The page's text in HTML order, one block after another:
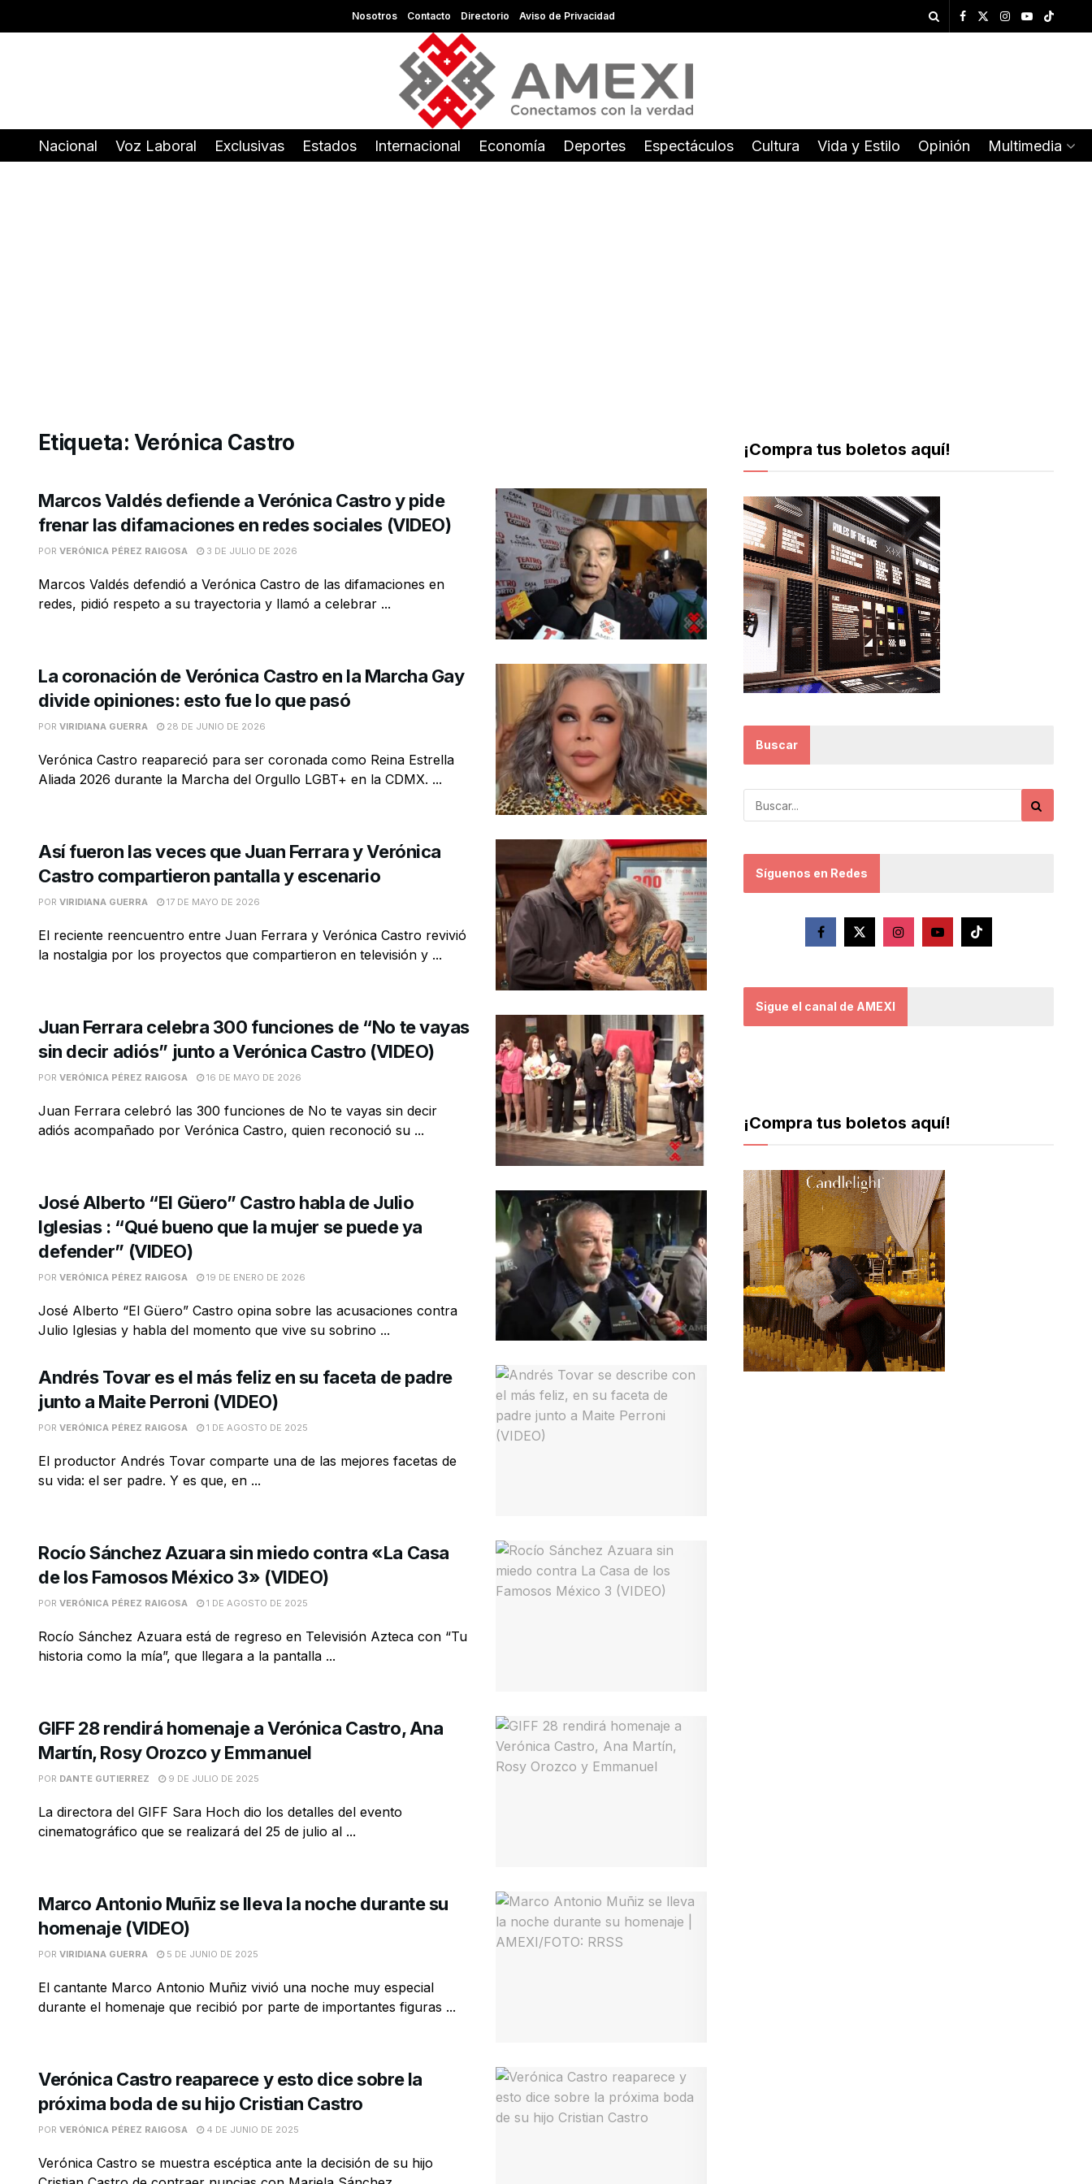
Nosotros Contacto Directorio Aviso de Privacidad
Nacional Voz Laboral Exclusivas Estados Internacional Economía Deportes Espectáculos Cultura Vida y Estilo Opinión Multimedia
Etiqueta: Verónica Castro
Marcos Valdés defiende a Verónica Castro y pide
frenar las difamaciones en redes sociales (VIDEO)
POR VERÓNICA PÉREZ RAIGOSA 3 DE JULIO DE 2026
Marcos Valdés defendió a Verónica Castro de las difamaciones en
redes, pidió respeto a su trayectoria y llamó a celebrar ...
La coronación de Verónica Castro en la Marcha Gay
divide opiniones: esto fue lo que pasó
POR VIRIDIANA GUERRA 28 DE JUNIO DE 2026
Verónica Castro reapareció para ser coronada como Reina Estrella
Aliada 2026 durante la Marcha del Orgullo LGBT+ en la CDMX. ...
Así fueron las veces que Juan Ferrara y Verónica
Castro compartieron pantalla y escenario
POR VIRIDIANA GUERRA 17 DE MAYO DE 2026
El reciente reencuentro entre Juan Ferrara y Verónica Castro revivió
la nostalgia por los proyectos que compartieron en televisión y ...
Juan Ferrara celebra 300 funciones de “No te vayas
sin decir adiós” junto a Verónica Castro (VIDEO)
POR VERÓNICA PÉREZ RAIGOSA 16 DE MAYO DE 2026
Juan Ferrara celebró las 300 funciones de No te vayas sin decir
adiós acompañado por Verónica Castro, quien reconoció su ...
José Alberto “El Güero” Castro habla de Julio
Iglesias : “Qué bueno que la mujer se puede ya
defender” (VIDEO)
POR VERÓNICA PÉREZ RAIGOSA 19 DE ENERO DE 2026
José Alberto “El Güero” Castro opina sobre las acusaciones contra
Julio Iglesias y habla del momento que vive su sobrino ...
Andrés Tovar es el más feliz en su faceta de padre
junto a Maite Perroni (VIDEO)
POR VERÓNICA PÉREZ RAIGOSA 1 DE AGOSTO DE 2025
El productor Andrés Tovar comparte una de las mejores facetas de
su vida: el ser padre. Y es que, en ...
Rocío Sánchez Azuara sin miedo contra «La Casa
de los Famosos México 3» (VIDEO)
POR VERÓNICA PÉREZ RAIGOSA 1 DE AGOSTO DE 2025
Rocío Sánchez Azuara está de regreso en Televisión Azteca con “Tu
historia como la mía”, que llegara a la pantalla ...
GIFF 28 rendirá homenaje a Verónica Castro, Ana
Martín, Rosy Orozco y Emmanuel
POR DANTE GUTIERREZ 9 DE JULIO DE 2025
La directora del GIFF Sara Hoch dio los detalles del evento
cinematográfico que se realizará del 25 de julio al ...
Marco Antonio Muñiz se lleva la noche durante su
homenaje (VIDEO)
POR VIRIDIANA GUERRA 5 DE JUNIO DE 2025
El cantante Marco Antonio Muñiz vivió una noche muy especial
durante el homenaje que recibió por parte de importantes figuras ...
Verónica Castro reaparece y esto dice sobre la
próxima boda de su hijo Cristian Castro
POR VERÓNICA PÉREZ RAIGOSA 4 DE JUNIO DE 2025
Verónica Castro se muestra escéptica ante la decisión de su hijo
¡Compra tus boletos aquí!
Buscar
Síguenos en Redes
Sigue el canal de AMEXI
¡Compra tus boletos aquí!